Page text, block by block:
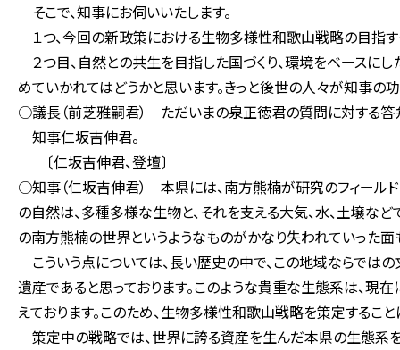
そこで、知事にお伺いいたします。
１つ、今回の新政策における生物多様性和歌山戦略の目指す
２つ目、自然との共生を目指した国づくり、環境をベースに
めていかれてはどうかと思います。きっと後世の人々が知事の
○議長（前芝雅嗣君） ただいまの泉正徳君の質問に対する答
知事仁坂吉伸君。
〔仁坂吉伸君、登壇〕
○知事（仁坂吉伸君） 本県には、南方熊楠が研究のフィール
の自然は、多種多様な生物と、それを支える大気、水、土壌な
の南方熊楠の世界というようなものがかなり失われていった面
こういう点については、長い歴史の中で、この地域ならでは
遺産であると思っております。このような貴重な生態系は、現
えております。このため、生物多様性和歌山戦略を策定すること
策定中の戦略では、世界に誇る資産を生んだ本県の生態系